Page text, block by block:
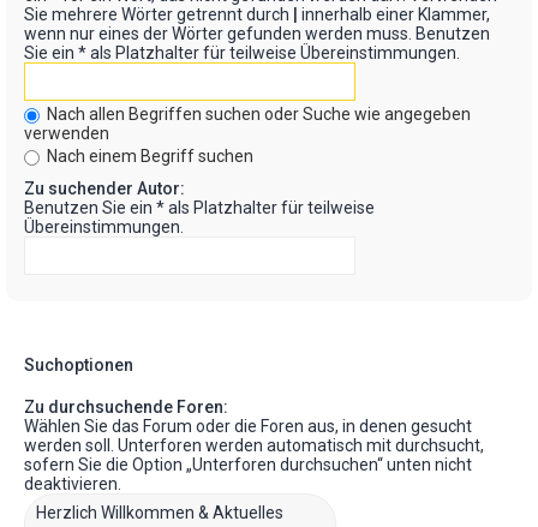
Sie mehrere Wörter getrennt durch
innerhalb einer Klammer,
wenn nur eines der Wörter gefunden werden muss. Benutzen
Sie ein * als Platzhalter für teilweise Übereinstimmungen.
Nach allen Begriffen suchen oder Suche wie angegeben
verwenden
Nach einem Begriff suchen
Zu suchender Autor:
Benutzen Sie ein * als Platzhalter für teilweise
Übereinstimmungen.
Suchoptionen
Zu durchsuchende Foren:
Wählen Sie das Forum oder die Foren aus, in denen gesucht
werden soll. Unterforen werden automatisch mit durchsucht,
sofern Sie die Option „Unterforen durchsuchen“ unten nicht
deaktivieren.